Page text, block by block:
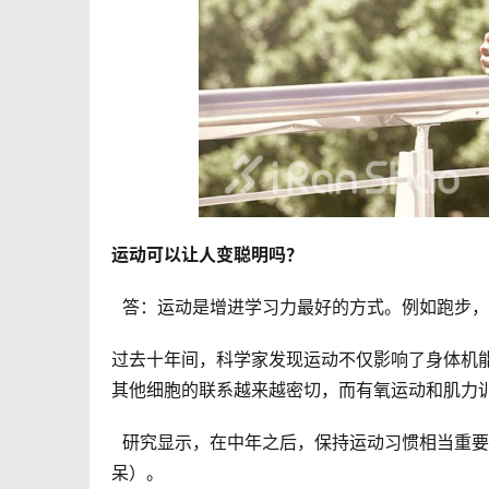
运动可以让人变聪明吗？
答：运动是增进学习力最好的方式。例如跑
过去十年间，科学家发现运动不仅影响了身体
其他细胞的联系越来越密切，而有氧运动和肌
呆）。